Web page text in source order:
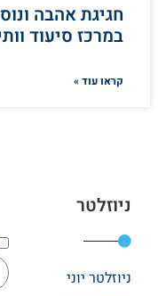
חגיגת אהבה
במרכז סיעוד
קראו עוד »
ניוזלטר
ניוזלטר יוני